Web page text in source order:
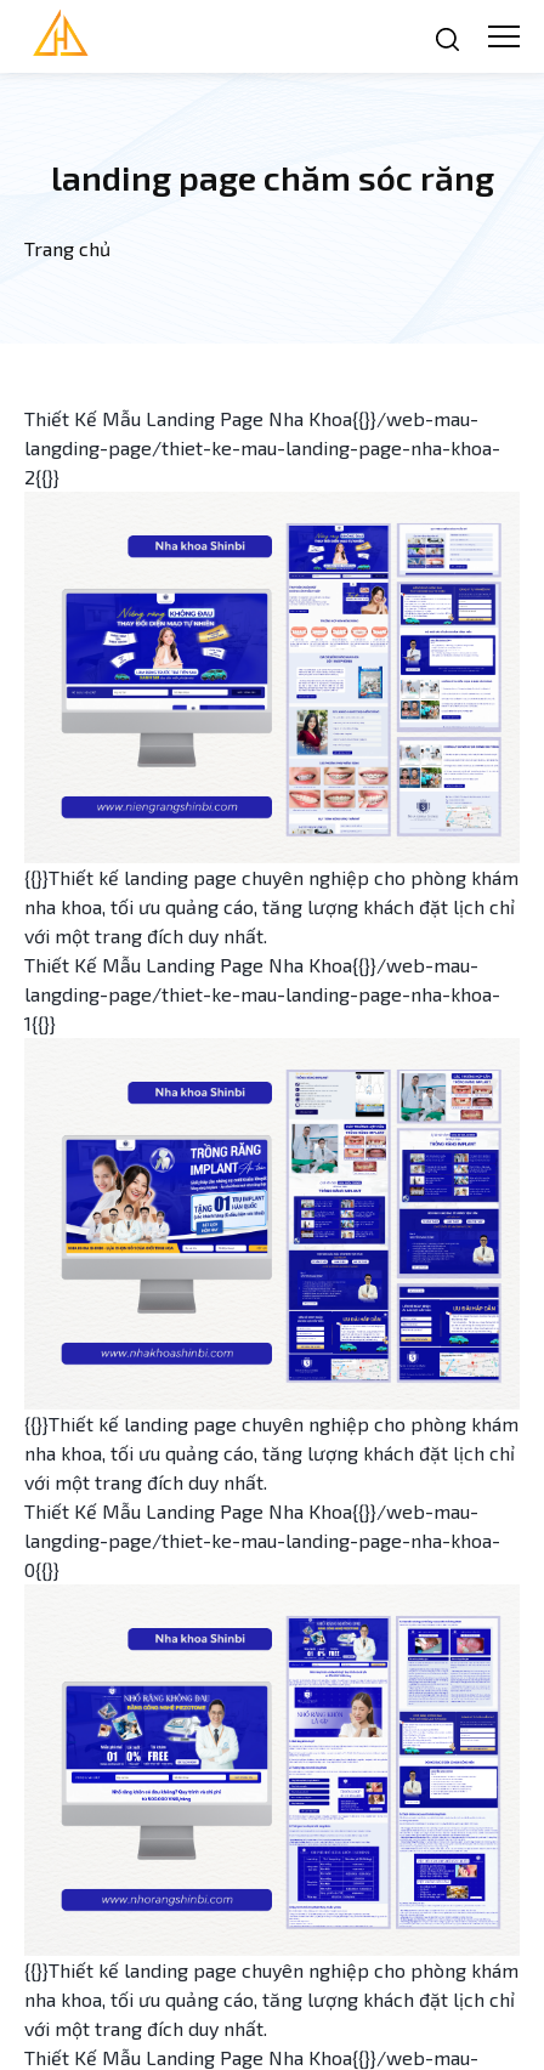
Nhảy đến nội dung
landing page chăm sóc răng
Bạn đang ở đây
Trang chủ
Thiết Kế Mẫu Landing Page Nha Khoa{{}}/web-mau-
langding-page/thiet-ke-mau-landing-page-nha-khoa-
2{{}}
{{}}Thiết kế landing page chuyên nghiệp cho phòng khám
nha khoa, tối ưu quảng cáo, tăng lượng khách đặt lịch chỉ
với một trang đích duy nhất.
Thiết Kế Mẫu Landing Page Nha Khoa{{}}/web-mau-
langding-page/thiet-ke-mau-landing-page-nha-khoa-
1{{}}
{{}}Thiết kế landing page chuyên nghiệp cho phòng khám
nha khoa, tối ưu quảng cáo, tăng lượng khách đặt lịch chỉ
với một trang đích duy nhất.
Thiết Kế Mẫu Landing Page Nha Khoa{{}}/web-mau-
langding-page/thiet-ke-mau-landing-page-nha-khoa-
0{{}}
{{}}Thiết kế landing page chuyên nghiệp cho phòng khám
nha khoa, tối ưu quảng cáo, tăng lượng khách đặt lịch chỉ
với một trang đích duy nhất.
Thiết Kế Mẫu Landing Page Nha Khoa{{}}/web-mau-